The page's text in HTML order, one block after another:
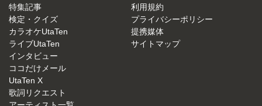
特集記事
検定・クイズ
カラオケUtaTen
ライブUtaTen
インタビュー
ココだけメール
UtaTen X
歌詞リクエスト
利用規約
プライバシーポリシー
提携媒体
サイトマップ